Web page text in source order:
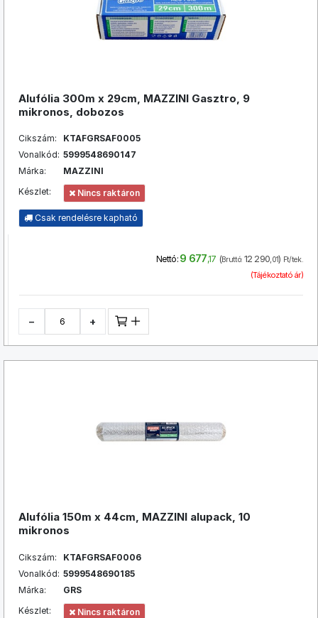
Alufólia 300m x 29cm, MAZZINI Gasztro, 9
mikronos, dobozos
Cikszám:
KTAFGRSAF0005
Vonalkód: 5999548690147
Márka:
MAZZINI
Készlet:
Nincs raktáron
Csak rendelésre kapható
Nettó: 9 677,17 (Bruttó: 12 290,01) Ft/tek.
(Tájékoztató ár)
− +
Alufólia 150m x 44cm, MAZZINI alupack, 10
mikronos
Cikszám:
KTAFGRSAF0006
Vonalkód: 5999548690185
Márka:
GRS
Készlet:
Nincs raktáron